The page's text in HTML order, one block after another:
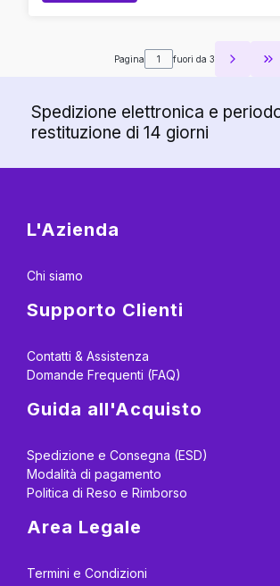
Pagina fuori da 3
Spedizione elettronica e
restituzione di 14 giorni
Menu a piè di pagina
L'Azienda
Chi siamo
Supporto Clienti
Contatti & Assistenza
Domande Frequenti (FAQ)
Guida all'Acquisto
Spedizione e Consegna (ESD)
Modalità di pagamento
Politica di Reso e Rimborso
Area Legale
Termini e Condizioni